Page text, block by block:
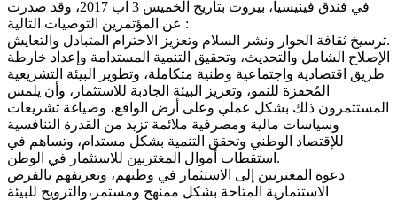
في فندق فينيسيا، بيروت بتاريخ الخميس 3 آب 2017، وقد صدرت
عن المؤتمرين التوصيات التالية :
ترسيخ ثقافة الحوار ونشر السلام وتعزيز الاحترام المتبادل والتعايش.
الإصلاح الشامل والتحديث، وتحقيق التنمية المستدامة وإعداد خارطة
طريق اقتصادية واجتماعية وطنية متكاملة، وتطوير البيئة التشريعية
المُحفزة للنمو، وتعزيز البيئة الجاذبة للاستثمار، وأن يلمس
المستثمرون ذلك بشكل عملي وعلى أرض الواقع، وصياغة تشريعات
وسياسات مالية ومصرفية ملائمة تزيد من القدرة التنافسية
للإقتصاد الوطني وتحقق التنمية بشكل مستدام، وتساهم في
استقطاب أموال المغتربين للاستثمار في الوطن.
دعوة المغتربين إلى الاستثمار في وطنهم، وتعريفهم بالفرص
الاستثمارية المتاحة بشكل ممنهج ومستمر،والترويج للبيئة